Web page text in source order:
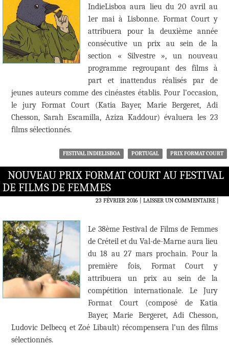
IndieLisboa aura lieu du 20 avril au
1er mai à Lisbonne. Format Court y
attribuera pour la deuxième année
consécutive un prix au sein de la
section « Silvestre », un nouveau
programme regroupant des films à
part et inattendus réalisés par de
jeunes auteurs comme des cinéastes établis. Pour l’occasion,
le jury Format Court (Katia Bayer, Marie Bergeret, Adi
Chesson, Sarah Escamilla, Aziza Kaddour) évaluera les 23
films sélectionnés.
FESTIVAL INDIELISBOA PORTUGAL PRIX FORMAT COURT
NOUVEAU PRIX FORMAT COURT AU FESTIVAL
DE FILMS DE FEMMES
23 FÉVRIER 2016 LAISSER UN COMMENTAIRE|
Le 38ème Festival de Films de Femmes
de Créteil et du Val-de-Marne aura lieu
du 18 au 27 mars prochain. Pour la
première fois, Format Court y
attribuera un prix au sein de la
compétition internationale. Le Jury
Format Court (composé de Katia
Bayer, Marie Bergeret, Adi Chesson,
Ludovic Delbecq et Zoé Libault) récompensera l’un des films
sélectionnés.